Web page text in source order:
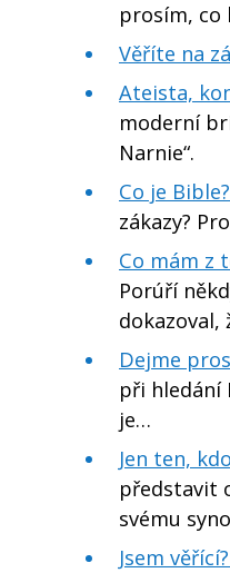
prosím, co
Věříte na
Ateista,
moderní
Narnie“.
Co je
zákazy?
Co mám z
Porúří
dokazoval,
Dejme
při hledání
je…
Jen ten,
představit
svému
Jsem věřící?